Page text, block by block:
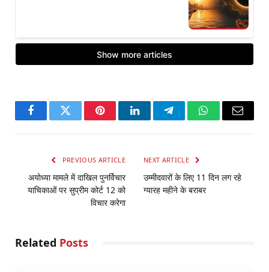
FacebookTwitter PinterestLinkedInTelegramWhatsApp
Email
PREVIOUS ARTICLE
अयोध्या मामले में दाखिल पुनर्विचार
याचिकाओं पर सुप्रीम कोर्ट 12 को
विचार करेगा
NEXT ARTICLE
उम्मीदवारों के लिए 11 दिन लग रहे
ग्यारह महीने के बराबर
Related Posts